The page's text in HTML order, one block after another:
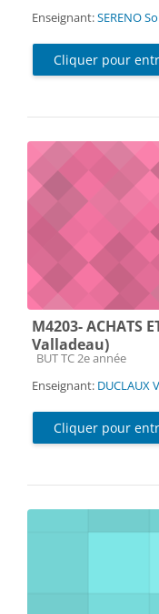
Enseignant:SERENO
Cliquer pour
M4203- ACHATS
Valladeau)
Catégorie de cours
BUT TC 2e année
Enseignant: DUCLAUX
Cliquer pour